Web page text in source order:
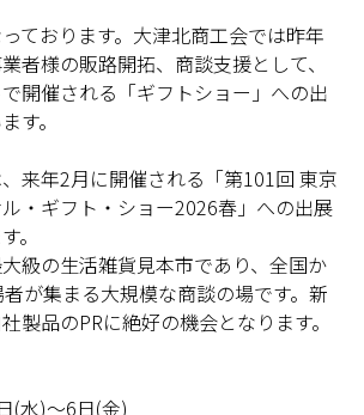
ております。大津北商工会では昨年
者様の販路開拓、商談支援として、
開催される「ギフトショー」への出
す。
来年2月に開催される「第101回 東京
・ギフト・ショー2026春」への出展
。
級の生活雑貨見本市であり、全国か
が集まる大規模な商談の場です。新
製品のPRに絶好の機会となります。
(水)〜6日(金)